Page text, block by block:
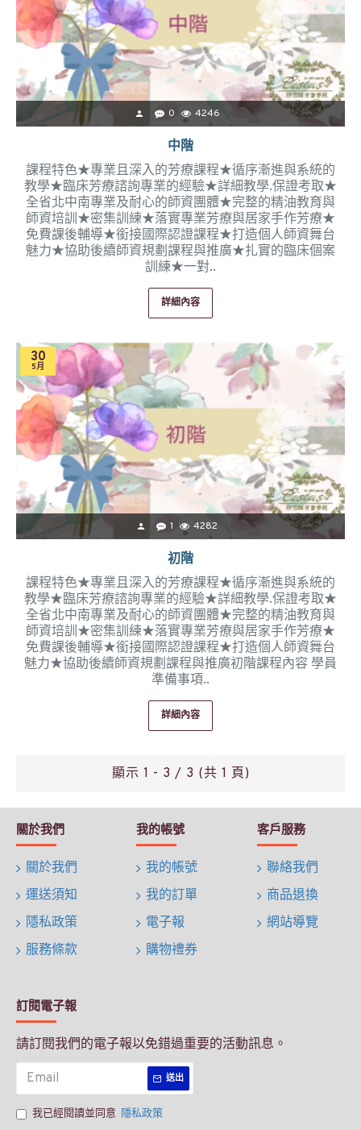
0 4246
中階
課程特色★專業且深入的芳療課程★循序漸進與系統的
教學★臨床芳療諮詢專業的經驗★詳細教學.保證考取★
全省北中南專業及耐心的師資團體★完整的精油教育與
師資培訓★密集訓練★落實專業芳療與居家手作芳療★
免費課後輔導★銜接國際認證課程★打造個人師資舞台
魅力★協助後續師資規劃課程與推廣★扎實的臨床個案
訓練★一對..
詳細內容
30
5月
1 4282
初階
課程特色★專業且深入的芳療課程★循序漸進與系統的
教學★臨床芳療諮詢專業的經驗★詳細教學.保證考取★
全省北中南專業及耐心的師資團體★完整的精油教育與
師資培訓★密集訓練★落實專業芳療與居家手作芳療★
免費課後輔導★銜接國際認證課程★打造個人師資舞台
魅力★協助後續師資規劃課程與推廣初階課程內容 學員
準備事項..
詳細內容
顯示 1 - 3 / 3 (共 1 頁)
關於我們
關於我們
運送須知
隱私政策
服務條款
我的帳號
我的帳號
我的訂單
電子報
購物禮券
客戶服務
聯絡我們
商品退換
網站導覽
訂閱電子報
請訂閱我們的電子報以免錯過重要的活動訊息。
送出
我已經閱讀並同意 隱私政策